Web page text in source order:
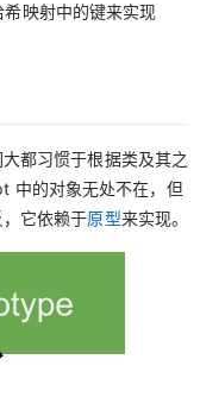
映射中的键来实现
都习惯于根据类及其之
中的对象无处不在，但
它依赖于原型来实现。